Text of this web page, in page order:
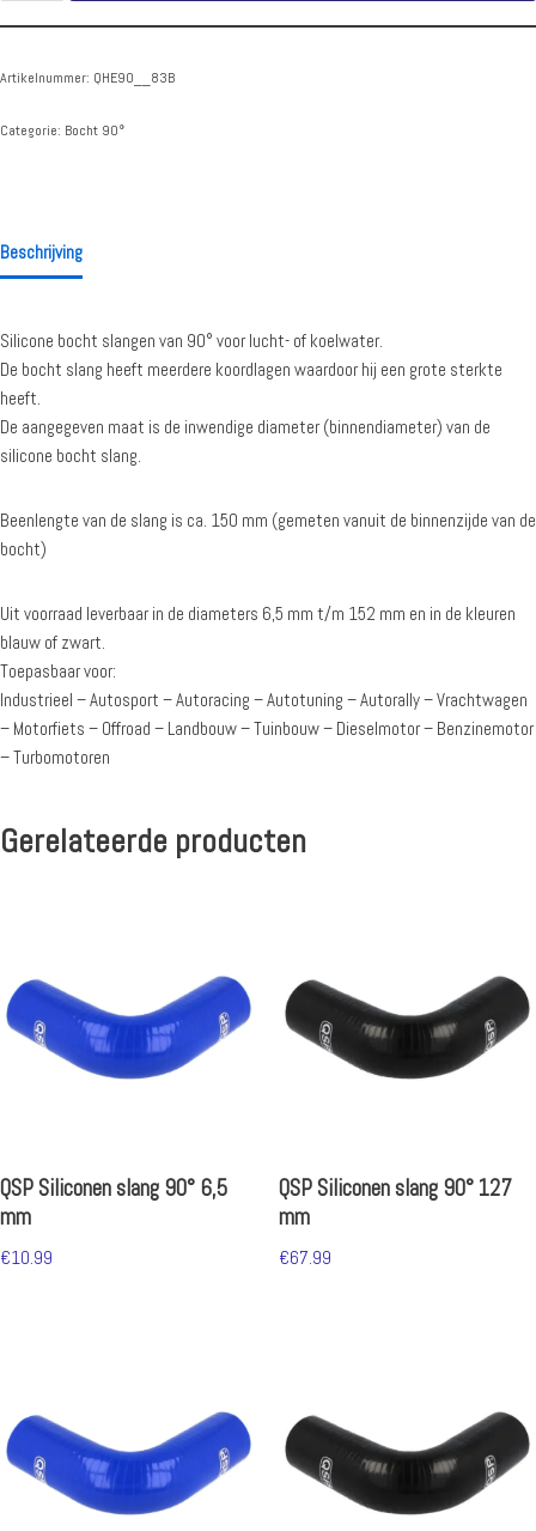
Artikelnummer: QHE90__83B
Categorie: Bocht 90°
Beschrijving
Silicone bocht slangen van 90° voor lucht- of koelwater.
De bocht slang heeft meerdere koordlagen waardoor hij een grote sterkte
heeft.
De aangegeven maat is de inwendige diameter (binnendiameter) van de
silicone bocht slang.
Beenlengte van de slang is ca. 150 mm (gemeten vanuit de binnenzijde van de
bocht)
Uit voorraad leverbaar in de diameters 6,5 mm t/m 152 mm en in de kleuren
blauw of zwart.
Toepasbaar voor:
Industrieel – Autosport – Autoracing – Autotuning – Autorally – Vrachtwagen
– Motorfiets – Offroad – Landbouw – Tuinbouw – Dieselmotor – Benzinemotor
– Turbomotoren
Gerelateerde producten
QSP Siliconen slang 90° 6,5
mm
€10.99
QSP Siliconen slang 90° 127
mm
€67.99